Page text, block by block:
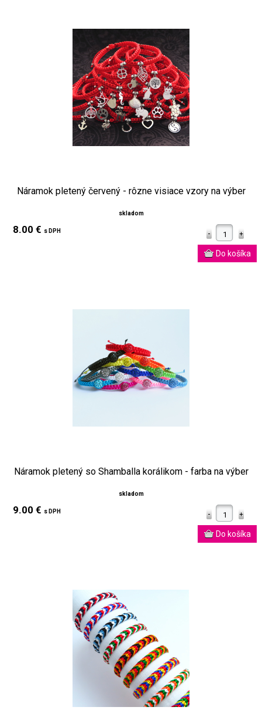
Náramok pletený červený - rôzne visiace vzory na výber
skladom
8.00 € s DPH
Náramok pletený so Shamballa korálikom - farba na výber
skladom
9.00 € s DPH